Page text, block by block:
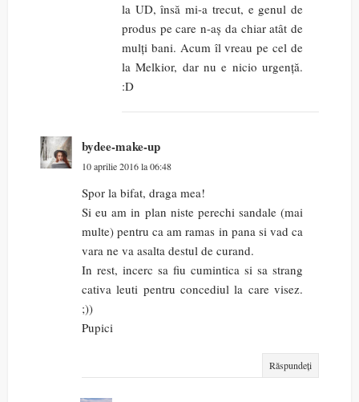
la UD, însă mi-a trecut, e genul de
produs pe care n-aș da chiar atât de
mulți bani. Acum îl vreau pe cel de
la Melkior, dar nu e nicio urgență.
:D
bydee-make-up
10 aprilie 2016 la 06:48
Spor la bifat, draga mea!
Si eu am in plan niste perechi sandale (mai
multe) pentru ca am ramas in pana si vad ca
vara ne va asalta destul de curand.
In rest, incerc sa fiu cumintica si sa strang
cativa leuti pentru concediul la care visez.
;))
Pupici
Răspundeți